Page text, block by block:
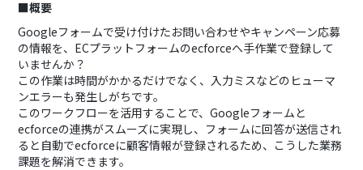
■概要
Googleフォームで受け付けたお問い合わせやキャンペーン応募
の情報を、ECプラットフォームのecforceへ手作業で登録して
いませんか？
この作業は時間がかかるだけでなく、入力ミスなどのヒューマ
ンエラーも発生しがちです。
このワークフローを活用することで、Googleフォームと
ecforceの連携がスムーズに実現し、フォームに回答が送信され
ると自動でecforceに顧客情報が登録されるため、こうした業務
課題を解消できます。